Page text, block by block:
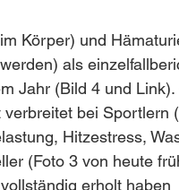
Körper) und
als
Jahr (Bild 4 und
bei Sportlern
Hitzestress,
(Foto 3 von heute
erholt haben